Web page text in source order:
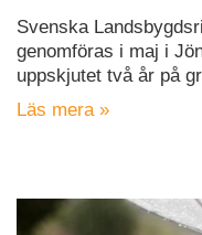
Svenska
genomföras i maj i
uppskjutet två år på
Läs mera »